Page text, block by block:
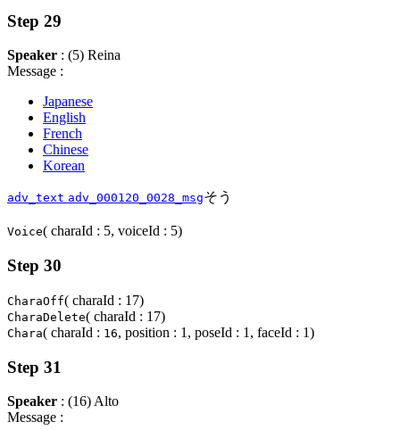
Step 29
Speaker : (5) Reina
Message :
Japanese
English
French
Chinese
Korean
adv_text adv_000120_0028_msgそう
Voice( charaId : 5, voiceId : 5)
Step 30
CharaOff( charaId : 17)
CharaDelete( charaId : 17)
Chara( charaId : 16, position : 1, poseId : 1, faceId : 1)
Step 31
Speaker : (16) Alto
Message :